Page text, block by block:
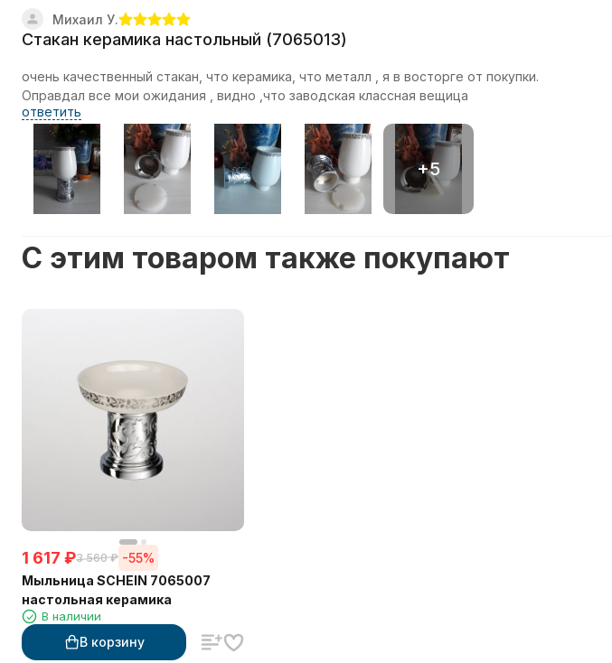
Михаил У.
Стакан керамика настольный (7065013)
очень качественный стакан, что керамика, что металл , я в восторге от покупки.
Оправдал все мои ожидания , видно ,что заводская классная вещица
ответить
+5
C этим товаром также покупают
1 617 ₽3 560 ₽ -55%
Мыльница SCHEIN 7065007
настольная керамика
В наличии
В корзину